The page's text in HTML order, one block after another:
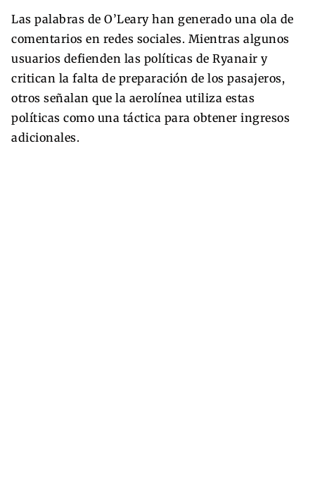
Las palabras de O’Leary han generado una ola de
comentarios en redes sociales. Mientras algunos
usuarios defienden las políticas de Ryanair y
critican la falta de preparación de los pasajeros,
otros señalan que la aerolínea utiliza estas
políticas como una táctica para obtener ingresos
adicionales.